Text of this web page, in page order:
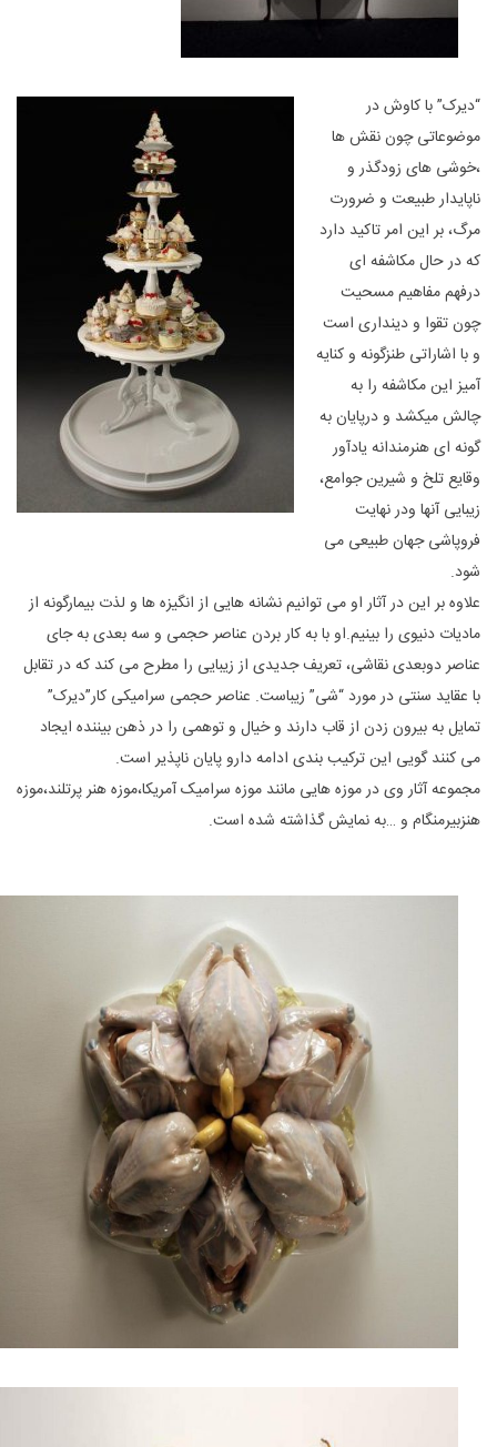
“دیرک” با کاوش در
موضوعاتی چون نقش ها
،خوشی های زودگذر و
ناپایدار طبیعت و ضرورت
مرگ، بر این امر تاکید دارد
که در حال مکاشفه ای
درفهم مفاهیم مسحیت
چون تقوا و دینداری است
و با اشاراتی طنزگونه و کنایه
آمیز این مکاشفه را به
چالش میکشد و درپایان به
گونه ای هنرمندانه یادآور
وقایع تلخ و شیرین جوامع،
زیبایی آنها ودر نهایت
فروپاشی جهان طبیعی می
شود.
علاوه بر این در آثار او می توانیم نشانه هایی از انگیزه ها و لذت بیمارگونه از
مادیات دنیوی را بینیم.او با به کار بردن عناصر حجمی و سه بعدی به جای
عناصر دوبعدی نقاشی، تعریف جدیدی از زیبایی را مطرح می کند که در تقابل
با عقاید سنتی در مورد “شی” زیباست. عناصر حجمی سرامیکی کار”دیرک”
تمایل به بیرون زدن از قاب دارند و خیال و توهمی را در ذهن بیننده ایجاد
می کنند گویی این ترکیب بندی ادامه دارو پایان ناپذیر است.
مجموعه آثار وی در موزه هایی مانند موزه سرامیک آمریکا،موزه هنر پرتلند،موزه
هنزبیرمنگام و …به نمایش گذاشته شده است.